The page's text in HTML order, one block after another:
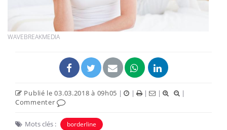
WAVEBREAKMEDIA
Publié le 03.03.2018 à 09h05 | | | |
|
Commenter
Mots clés : borderline